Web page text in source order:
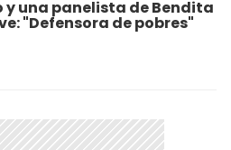
y una panelista de Bendita
"Defensora de pobres"